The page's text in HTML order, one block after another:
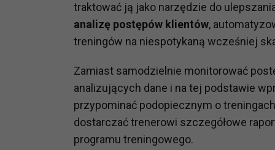
traktować ją jako narzędzie do
analizę postępów klientów,
treningów na niespotykaną wcześniej
Zamiast samodzielnie monitorować
analizujących dane i na tej podstawie
przypominać podopiecznym o
dostarczać trenerowi szczegółowe
programu treningowego.
Jakie masz prawa w stosunku
Masz między innymi prawo do
także wycofać zgodę na
Jakie są podstawy prawne
Każde przetwarzanie Twoich
Podstawą prawną przetwarzania
analizowania ich i